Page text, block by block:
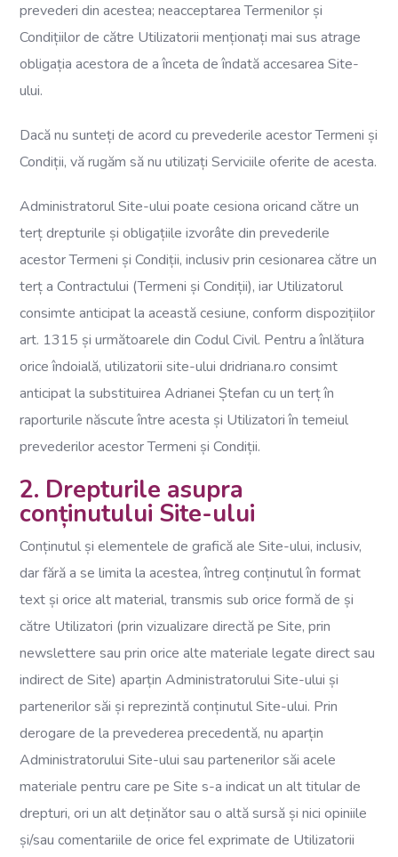
prevederi din acestea; neacceptarea Termenilor și
Condițiilor de către Utilizatorii menționați mai sus atrage
obligația acestora de a înceta de îndată accesarea Site-
ului.
Dacă nu sunteți de acord cu prevederile acestor Termeni și
Condiții, vă rugăm să nu utilizați Serviciile oferite de acesta.
Administratorul Site-ului poate cesiona oricand către un
terț drepturile și obligațiile izvorâte din prevederile
acestor Termeni și Condiții, inclusiv prin cesionarea către un
terț a Contractului (Termeni și Condiții), iar Utilizatorul
consimte anticipat la această cesiune, conform dispozițiilor
art. 1315 și următoarele din Codul Civil. Pentru a înlătura
orice îndoială, utilizatorii site-ului dridriana.ro consimt
anticipat la substituirea Adrianei Ștefan cu un terț în
raporturile născute între acesta și Utilizatori în temeiul
prevederilor acestor Termeni și Condiții.
2. Drepturile asupra
conținutului Site-ului
Conținutul și elementele de grafică ale Site-ului, inclusiv,
dar fără a se limita la acestea, întreg conținutul în format
text și orice alt material, transmis sub orice formă de și
către Utilizatori (prin vizualizare directă pe Site, prin
newslettere sau prin orice alte materiale legate direct sau
indirect de Site) aparțin Administratorului Site-ului și
partenerilor săi și reprezintă conținutul Site-ului. Prin
derogare de la prevederea precedentă, nu aparțin
Administratorului Site-ului sau partenerilor săi acele
materiale pentru care pe Site s-a indicat un alt titular de
drepturi, ori un alt deținător sau o altă sursă și nici opiniile
și/sau comentariile de orice fel exprimate de Utilizatorii